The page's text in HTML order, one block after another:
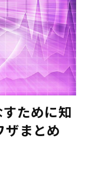
ために知
ザまとめ